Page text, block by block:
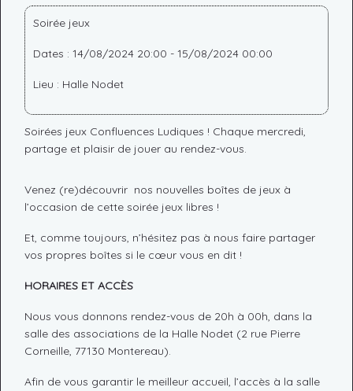
Soirée jeux
Dates : 14/08/2024 20:00 - 15/08/2024 00:00
Lieu : Halle Nodet
Soirées jeux Confluences Ludiques ! Chaque mercredi,
partage et plaisir de jouer au rendez-vous.
Venez (re)découvrir nos nouvelles boîtes de jeux à
l’occasion de cette soirée jeux libres !
Et, comme toujours, n’hésitez pas à nous faire partager
vos propres boîtes si le cœur vous en dit !
HORAIRES ET ACCÈS
Nous vous donnons rendez-vous de 20h à 00h, dans la
salle des associations de la Halle Nodet (2 rue Pierre
Corneille, 77130 Montereau).
Afin de vous garantir le meilleur accueil, l’accès à la salle